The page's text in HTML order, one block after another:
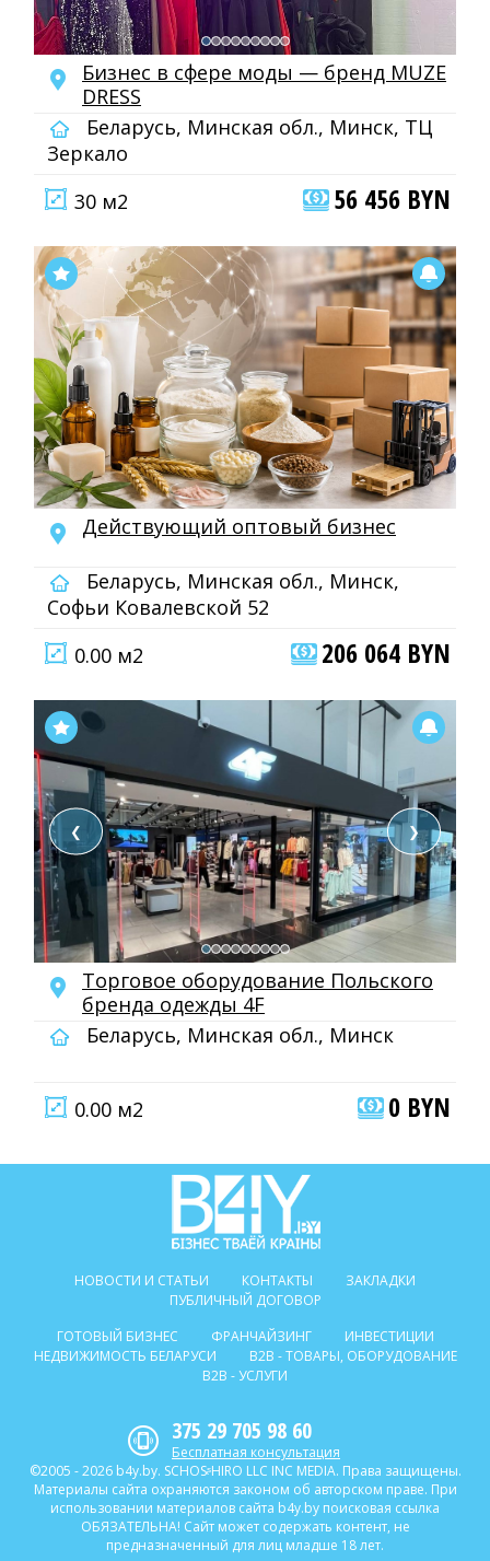
Бизнес в сфере моды — бренд MUZE
DRESS
Беларусь, Минская обл., Минск, ТЦ
Зеркало
30 м2
56 456 BYN
Действующий оптовый бизнес
Беларусь, Минская обл., Минск,
Софьи Ковалевской 52
0.00 м2
206 064 BYN
❮ ❯
Торговое оборудование Польского
бренда одежды 4F
Беларусь, Минская обл., Минск
0.00 м2 0 BYN
НОВОСТИ И СТАТЬИ КОНТАКТЫ
ЗАКЛАДКИ
ПУБЛИЧНЫЙ ДОГОВОР
ГОТОВЫЙ БИЗНЕС
ФРАНЧАЙЗИНГ
ИНВЕСТИЦИИ
НЕДВИЖИМОСТЬ БЕЛАРУСИ
B2B - ТОВАРЫ, ОБОРУДОВАНИЕ
B2B - УСЛУГИ
375 29 705 98 60
Бесплатная консультация
©2005 - 2026 b4y.by. SCHOSᶳHIRO LLC INC MEDIA. Права защищены.
Материалы сайта охраняются законом об авторском праве. При
использовании материалов сайта b4y.by поисковая ссылка
ОБЯЗАТЕЛЬНА! Сайт может содержать контент, не
предназначенный для лиц младше 18 лет.